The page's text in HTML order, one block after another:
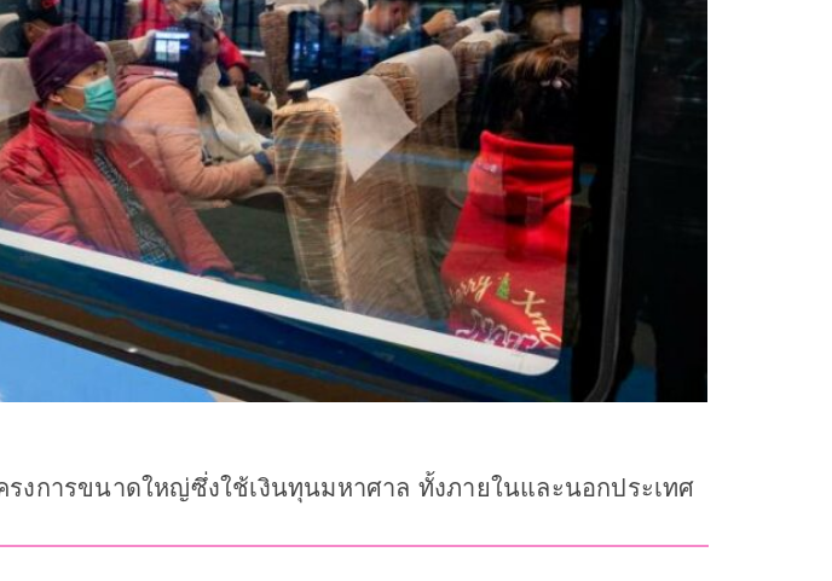
การขนาดใหญ่ซึ่งใช้เงินทุนมหาศาล ทั้งภายในและนอกประเทศ